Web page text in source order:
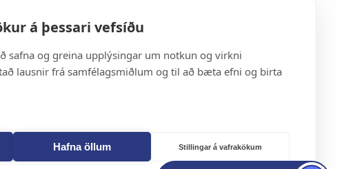
á þessari vefsíðu
safna og greina upplýsingar um notkun og virkni
lausnir frá samfélagsmiðlum og til að bæta efni og birta
Hafna öllum Stillingar á vafrakökum